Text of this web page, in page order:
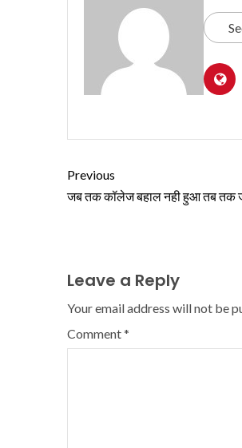
Previous
जब तक कॉलेज बहाल नही हुआ तब तक
Leave a Reply
Your email address will not be
Comment*